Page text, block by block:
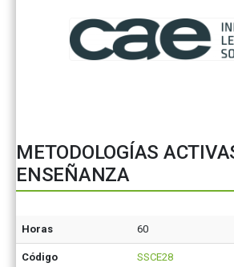
METODOLOGÍAS
ENSEÑANZA
Horas 60
Código SSCE28